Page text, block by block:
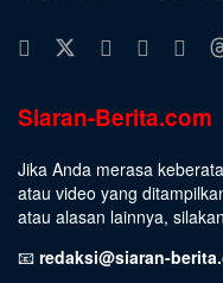
Siaran-Berita.com
Jika Anda merasa
atau video yang
atau alasan lainnya,
📧 redaksi@siaran-